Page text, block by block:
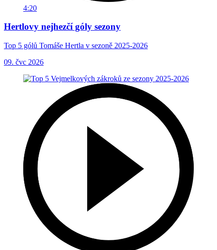
4:20
Hertlovy nejhezčí góly sezony
Top 5 gólů Tomáše Hertla v sezoně 2025-2026
09. čvc 2026